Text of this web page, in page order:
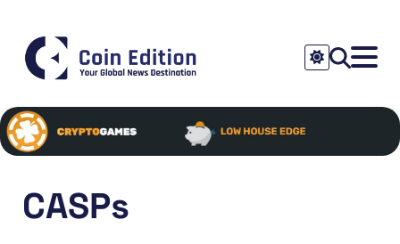
CASPs